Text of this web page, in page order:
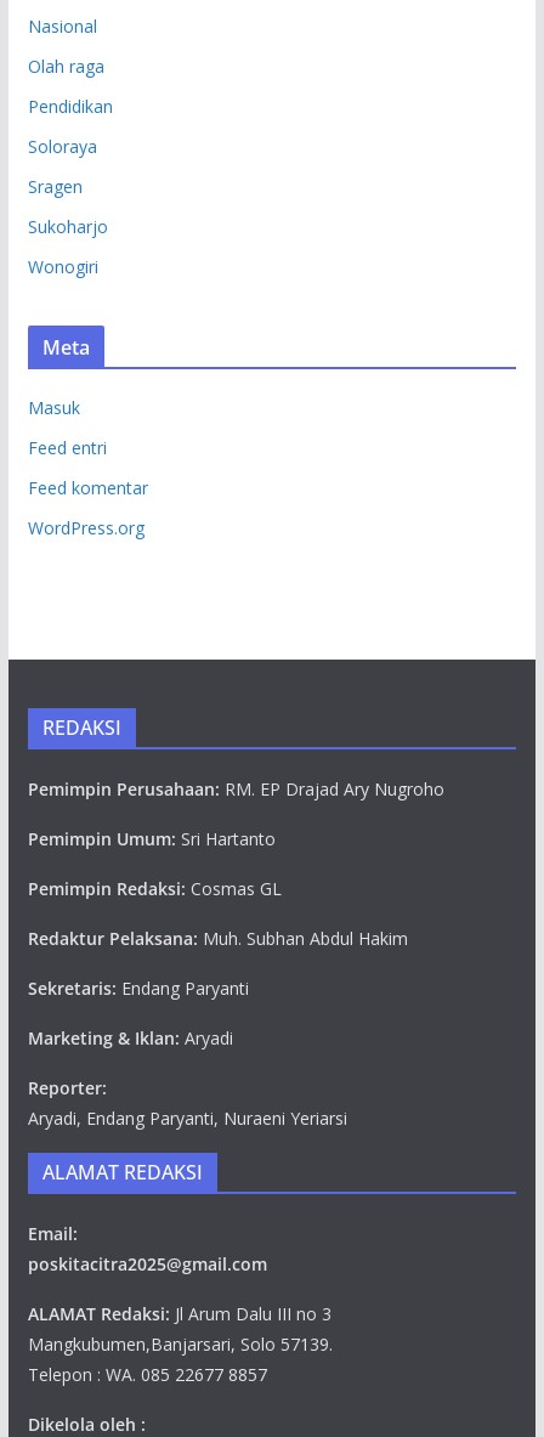
Nasional
Olah raga
Pendidikan
Soloraya
Sragen
Sukoharjo
Wonogiri
Meta
Masuk
Feed entri
Feed komentar
WordPress.org
REDAKSI
Pemimpin Perusahaan: RM. EP Drajad Ary Nugroho
Pemimpin Umum: Sri Hartanto
Pemimpin Redaksi: Cosmas GL
Redaktur Pelaksana: Muh. Subhan Abdul Hakim
Sekretaris: Endang Paryanti
Marketing & Iklan: Aryadi
Reporter:
Aryadi, Endang Paryanti, Nuraeni Yeriarsi
ALAMAT REDAKSI
Email:
poskitacitra2025@gmail.com
ALAMAT Redaksi: Jl Arum Dalu III no 3
Mangkubumen,Banjarsari, Solo 57139.
Telepon : WA. 085 22677 8857
Dikelola oleh :